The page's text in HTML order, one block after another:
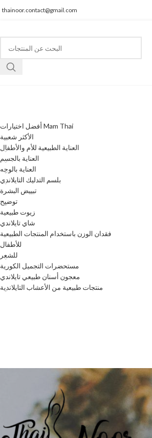
thainoor.contact@gmail.com
أفضل اختيارات Mam Thai
الأكثر شعبية
العناية الطبيعية للأم والأطفال
العناية بالجسم
العناية بالوجه
بلسم التدليك التايلاندي
تبييض البشرة
توضيح
زيوت طبيعية
شاي تايلاندي
فقدان الوزن باستخدام المنتجات الطبيعية
للأطفال
للشعر
مستحضرات التجميل الكورية
معجون أسنان طبيعي تايلاندي
منتجات طبيعية من الأعشاب التايلاندية